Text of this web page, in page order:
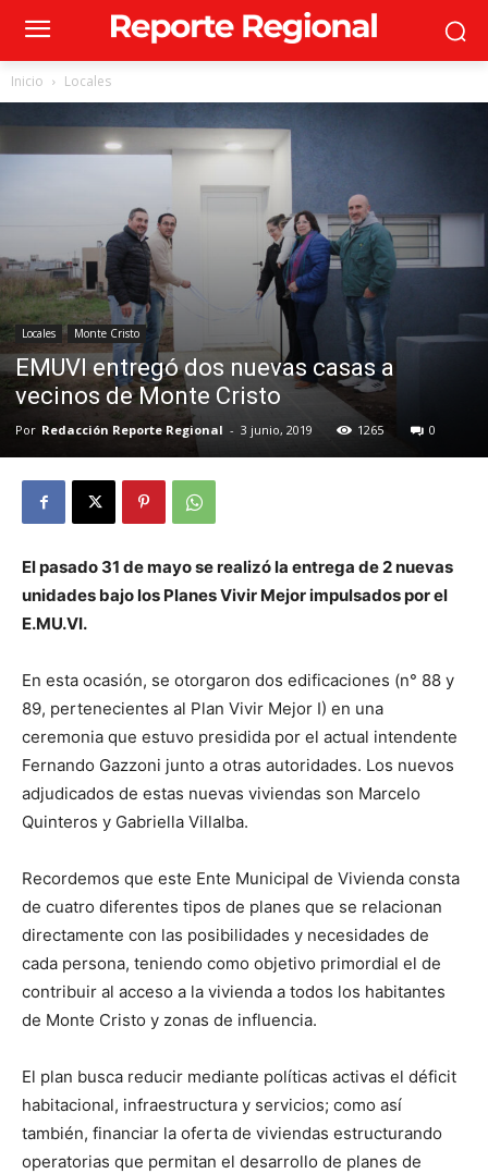
Inicio Locales
Locales Monte Cristo
EMUVI entregó dos nuevas casas a
vecinos de Monte Cristo
Por Redacción Reporte Regional - 3 junio, 2019 1265 0
El pasado 31 de mayo se realizó la entrega de 2 nuevas
unidades bajo los Planes Vivir Mejor impulsados por el
E.MU.VI.
En esta ocasión, se otorgaron dos edificaciones (n° 88 y
89, pertenecientes al Plan Vivir Mejor I) en una
ceremonia que estuvo presidida por el actual intendente
Fernando Gazzoni junto a otras autoridades. Los nuevos
adjudicados de estas nuevas viviendas son Marcelo
Quinteros y Gabriella Villalba.
Recordemos que este Ente Municipal de Vivienda consta
de cuatro diferentes tipos de planes que se relacionan
directamente con las posibilidades y necesidades de
cada persona, teniendo como objetivo primordial el de
contribuir al acceso a la vivienda a todos los habitantes
de Monte Cristo y zonas de influencia.
El plan busca reducir mediante políticas activas el déficit
habitacional, infraestructura y servicios; como así
también, financiar la oferta de viviendas estructurando
operatorias que permitan el desarrollo de planes de